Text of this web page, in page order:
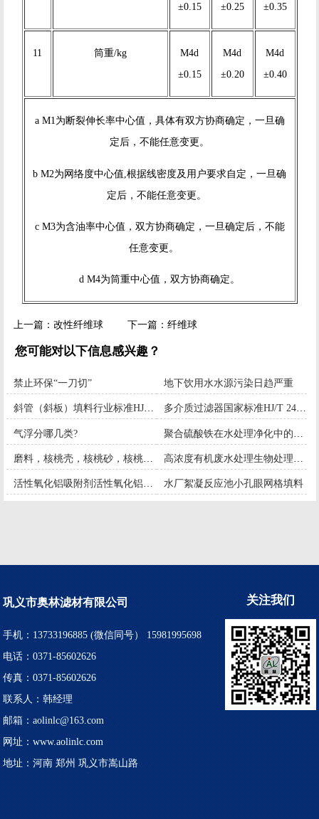
±0.15
±0.25
±0.35
11 筒重/kg
M4d
±0.15
M4d
±0.20
M4d
±0.40
a M1为断裂伸长率中心值，具体有双方协商确定，一旦确
定后，不能任意变更。
b M2为网络度中心值,根据线密度及用户要求自定，一旦确
定后，不能任意变更。
c M3为含油率中心值，双方协商确定，一旦确定后，不能
任意变更。
d M4为筒重中心值，双方协商确定。
上一篇： 改性纤维球 下一篇： 纤维球
您可能对以下信息感兴趣？
禁止环保“一刀切” 地下饮用水水源污染日趋严重
斜管（斜板）填料行业标准HJ/T244-2006 多介质过滤器国家标准HJ/T 248-2006
气浮分哪几类?
磨料，核桃壳，核桃砂，核桃粉，核桃粒，喷砂
活性氧化铝吸附剂活性氧化铝干燥剂活性氧化铝除氟剂活性氧化铝催化剂 水厂絮凝反应池小孔眼网格填料
巩义市奥林滤材有限公司
手机：13733196885 (微信同号） 15981995698
电话：0371-85602626
传真：0371-85602626
联系人：韩经理
邮箱：aolinlc@163.com
网址：www.aolinlc.com
地址：河南 郑州 巩义市嵩山路
关注我们